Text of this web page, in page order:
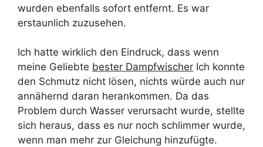
wurden ebenfalls sofort entfernt. Es war
erstaunlich zuzusehen.
Ich hatte wirklich den Eindruck, dass wenn
meine Geliebte bester Dampfwischer Ich konnte
den Schmutz nicht lösen, nichts würde auch nur
annähernd daran herankommen. Da das
Problem durch Wasser verursacht wurde, stellte
sich heraus, dass es nur noch schlimmer wurde,
wenn man mehr zur Gleichung hinzufügte.